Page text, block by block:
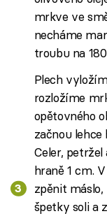
mrkve ve
necháme
troubu na 180
Plech
rozložíme
opětovného
začnou
Celer,
hraně 1 cm.
zpěnit máslo,
špetky soli a